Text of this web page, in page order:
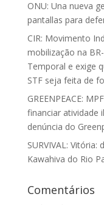
ONU: Una nueva
pantallas para
CIR: Movimento
mobilização na
Temporal e exige
STF seja feita de
GREENPEACE:
financiar atividade
denúncia do
SURVIVAL:
Kawahiva do Rio
Comentários